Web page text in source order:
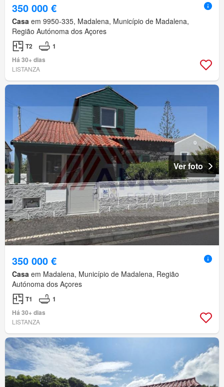
350 000 €
Casa em 9950-335, Madalena, Município de Madalena,
Região Autónoma dos Açores
T2
1
Há 30+ dias
LISTANZA
Ver foto
350 000 €
Casa em Madalena, Município de Madalena, Região
Autónoma dos Açores
T1
1
Há 30+ dias
LISTANZA